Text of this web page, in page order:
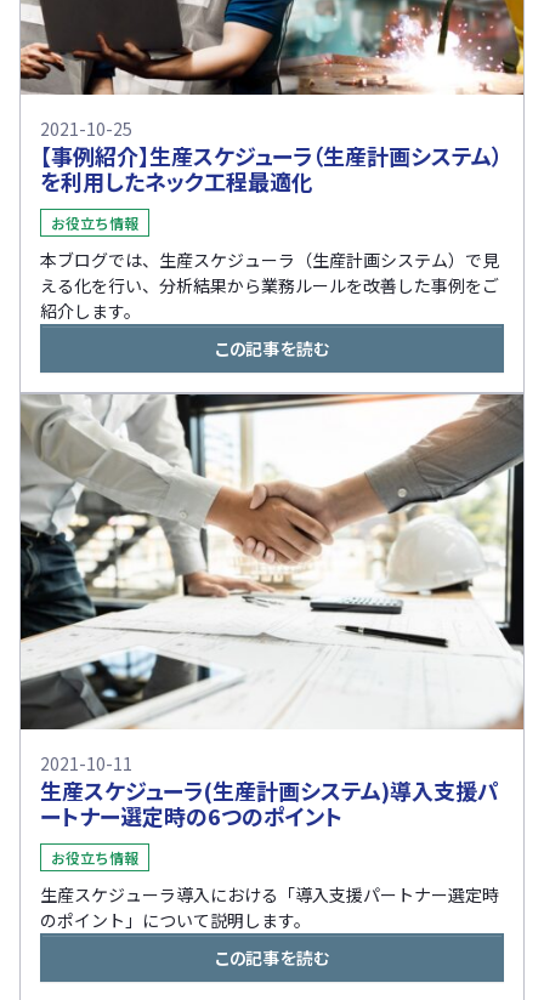
2021-10-25
【事例紹介】生産スケジューラ（生産計画システム）
を利用したネック工程最適化
お役立ち情報
本ブログでは、生産スケジューラ（生産計画システム）で見
える化を行い、分析結果から業務ルールを改善した事例をご
紹介します。
この記事を読む
2021-10-11
生産スケジューラ(生産計画システム)導入支援パ
ートナー選定時の6つのポイント
お役立ち情報
生産スケジューラ導入における「導入支援パートナー選定時
のポイント」について説明します。
この記事を読む